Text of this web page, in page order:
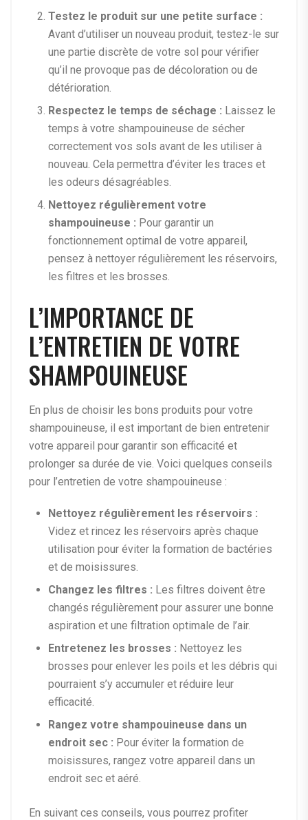
Testez le produit sur une petite surface :
Avant d’utiliser un nouveau produit, testez-le sur
une partie discrète de votre sol pour vérifier
qu’il ne provoque pas de décoloration ou de
détérioration.
Respectez le temps de séchage : Laissez le
temps à votre shampouineuse de sécher
correctement vos sols avant de les utiliser à
nouveau. Cela permettra d’éviter les traces et
les odeurs désagréables.
Nettoyez régulièrement votre
shampouineuse : Pour garantir un
fonctionnement optimal de votre appareil,
pensez à nettoyer régulièrement les réservoirs,
les filtres et les brosses.
L’IMPORTANCE DE
L’ENTRETIEN DE VOTRE
SHAMPOUINEUSE
En plus de choisir les bons produits pour votre
shampouineuse, il est important de bien entretenir
votre appareil pour garantir son efficacité et
prolonger sa durée de vie. Voici quelques conseils
pour l’entretien de votre shampouineuse :
Nettoyez régulièrement les réservoirs :
Videz et rincez les réservoirs après chaque
utilisation pour éviter la formation de bactéries
et de moisissures.
Changez les filtres : Les filtres doivent être
changés régulièrement pour assurer une bonne
aspiration et une filtration optimale de l’air.
Entretenez les brosses : Nettoyez les
brosses pour enlever les poils et les débris qui
pourraient s’y accumuler et réduire leur
efficacité.
Rangez votre shampouineuse dans un
endroit sec : Pour éviter la formation de
moisissures, rangez votre appareil dans un
endroit sec et aéré.
En suivant ces conseils, vous pourrez profiter